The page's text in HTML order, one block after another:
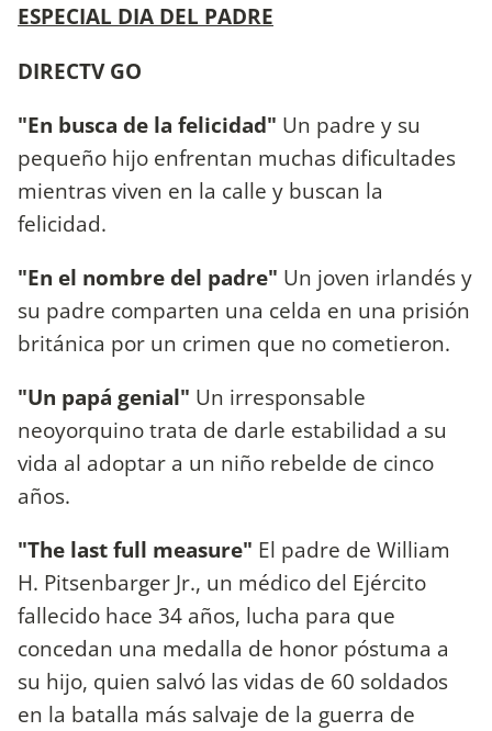
ESPECIAL DIA DEL PADRE
DIRECTV GO
"En busca de la felicidad" Un padre y su
pequeño hijo enfrentan muchas dificultades
mientras viven en la calle y buscan la
felicidad.
"En el nombre del padre" Un joven irlandés y
su padre comparten una celda en una prisión
británica por un crimen que no cometieron.
"Un papá genial" Un irresponsable
neoyorquino trata de darle estabilidad a su
vida al adoptar a un niño rebelde de cinco
años.
"The last full measure" El padre de William
H. Pitsenbarger Jr., un médico del Ejército
fallecido hace 34 años, lucha para que
concedan una medalla de honor póstuma a
su hijo, quien salvó las vidas de 60 soldados
en la batalla más salvaje de la guerra de